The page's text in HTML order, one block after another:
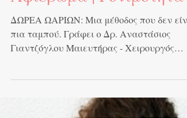
Dr.Giantzoglou Anastasios
28 Ιουν 2023
Αφιέρωμα | Γονιμότητα
πια ταμπού. Γράφει ο Δρ. Αναστάσιος
Γυναικολόγος, Ειδικός...